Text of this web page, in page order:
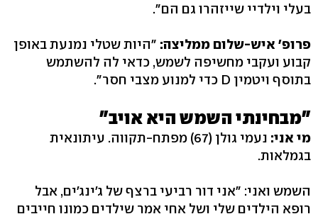
בעלי וילדיי שייזהרו גם הם‭."‬
פרופ' איש-שלום ממליצה: "היות שטלי נמנעת באופן
קבוע ועקבי מחשיפה לשמש, כדאי לה להשתמש
בתוסף ויטמין D כדי למנוע מצבי חסר".
"מבחינתי השמש היא אויב"
מי אני:
נעמי גולן ‭(67)‬ מפתח-תקווה. עיתונאית
בגמלאות.
השמש ואני: "אני דור רביעי ברצף של ג'ינג'ים, אבל
רופא הילדים שלי ושל אחי אמר שילדים כמונו חייבים